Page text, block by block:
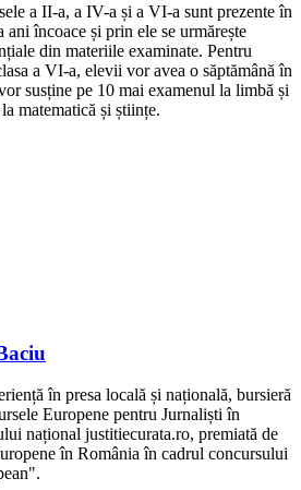
a II-a, a IV-a și a VI-a sunt prezente în
ani încoace și prin ele se urmărește
din materiile examinate. Pentru
a VI-a, elevii vor avea o săptămână în
susține pe 10 mai examenul la limbă și
matematică și științe.
în presa locală și națională, bursieră
Europene pentru Jurnaliști în
național justitiecurata.ro, premiată de
în România în cadrul concursului